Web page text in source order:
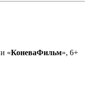
«КоневаФильм», 6+